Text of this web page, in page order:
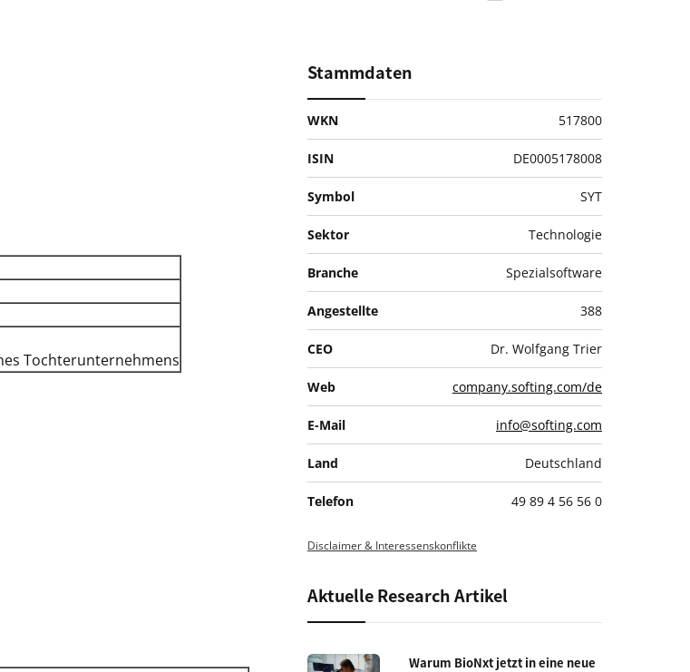
Tochterunternehmens
Stammdaten
WKN 517800
ISIN DE0005178008
Symbol SYT
Sektor Technologie
Branche Spezialsoftware
Angestellte 388
CEO Dr. Wolfgang Trier
Web company.softing.com/de
E-Mail info@softing.com
Land Deutschland
Telefon 49 89 4 56 56 0
Disclaimer & Interessenskonflikte
Aktuelle Research Artikel
Warum BioNxt jetzt in eine neue